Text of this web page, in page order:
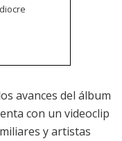
avances del álbum
con un videoclip
y artistas